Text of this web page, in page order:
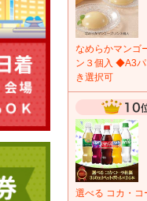
なめらかマンゴ
ン３個入 ◆A3
き選択可
選べる コカ・コ